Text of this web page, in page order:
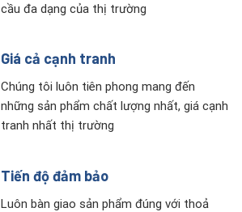
cầu đa dạng của thị trường
Giá cả cạnh tranh
Chúng tôi luôn tiên phong mang đến
những sản phẩm chất lượng nhất, giá cạnh
tranh nhất thị trường
Tiến độ đảm bảo
Luôn bàn giao sản phẩm đúng với thoả